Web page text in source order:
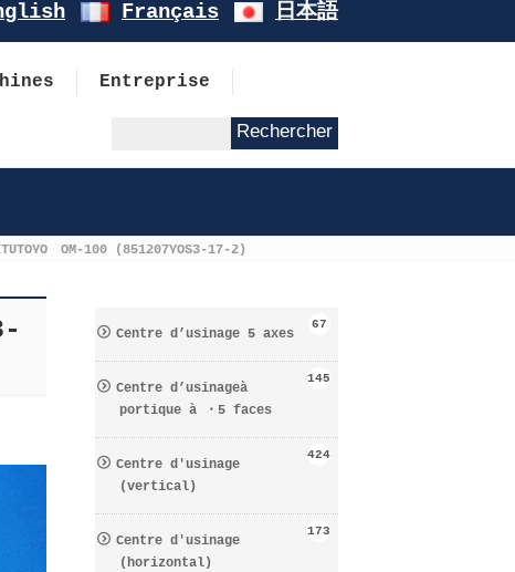
Français 日本語
Entreprise
OM-100 (851207YOS3-17-2)
Centre d’usinage 5 axes
67
Centre d’usinageà
portique à ・5 faces
145
Centre d′usinage
(vertical)
424
Centre d′usinage
(horizontal)
173